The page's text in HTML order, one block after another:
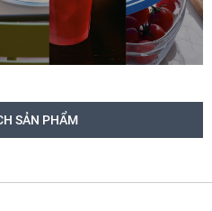
SẢN PHẨM